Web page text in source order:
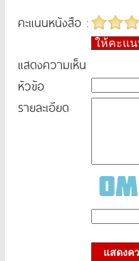
คะแนนหนังสือ :
ให้คะแ
แสดงความเห็น
หัวข้อ
รายละเอียด
แสดงค